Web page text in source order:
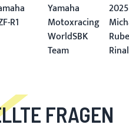
R1
Yamaha
Motoxracing
WorldSBK
Team
FRAGEN